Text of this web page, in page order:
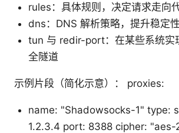
rules：具体规则，决定请求走向
dns：DNS 解析策略，提升稳定
tun 与 redir-port：在某些系统实
全隧道
示例片段（简化示意）： proxies:
name: "Shadowsocks-1" type:
1.2.3.4 port: 8388 cipher: